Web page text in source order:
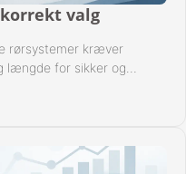
valg
rørsystemer kræver
længde for sikker og